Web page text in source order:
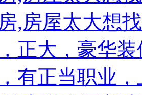
,房屋太大想
正大，豪华装
有正当职业